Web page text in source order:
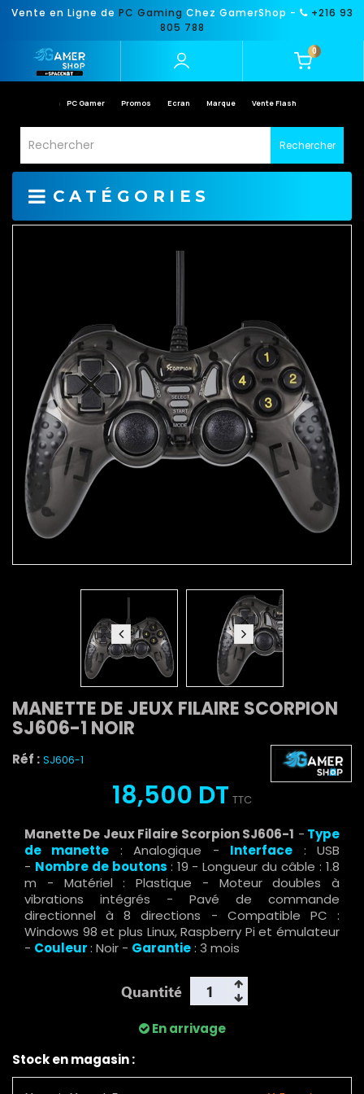
Vente en Ligne de PC Gaming Chez GamerShop -
+216 93
805 788
0
PC Gamer Promos Ecran Marque Vente Flash
Rechercher
CATÉGORIES
MANETTE DE JEUX FILAIRE SCORPION
SJ606-1 NOIR
Réf : SJ606-1
18,500 DT TTC
Manette De Jeux Filaire Scorpion SJ606-1 - Type
de manette : Analogique - Interface
: USB
- Nombre de boutons : 19 - Longueur du câble : 1.8
m - Matériel : Plastique - Moteur doubles à
vibrations intégrés - Pavé de commande
directionnel à 8 directions - Compatible PC :
Windows 98 et plus Linux, Raspberry Pi et émulateur
- Couleur: Noir - Garantie: 3 mois
Quantité
En arrivage
Stock en magasin :